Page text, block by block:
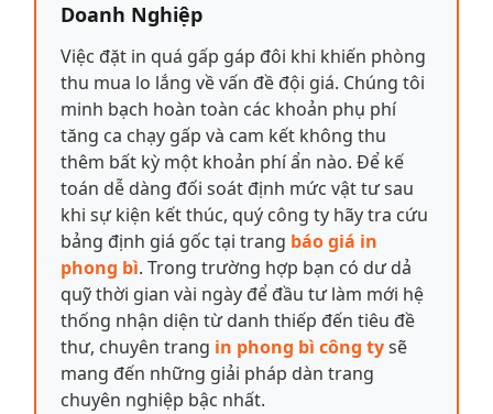
Doanh Nghiệp
Việc đặt in quá gấp gáp đôi khi khiến phòng
thu mua lo lắng về vấn đề đội giá. Chúng tôi
minh bạch hoàn toàn các khoản phụ phí
tăng ca chạy gấp và cam kết không thu
thêm bất kỳ một khoản phí ẩn nào. Để kế
toán dễ dàng đối soát định mức vật tư sau
khi sự kiện kết thúc, quý công ty hãy tra cứu
bảng định giá gốc tại trang báo giá in
phong bì. Trong trường hợp bạn có dư dả
quỹ thời gian vài ngày để đầu tư làm mới hệ
thống nhận diện từ danh thiếp đến tiêu đề
thư, chuyên trang in phong bì công tysẽ
mang đến những giải pháp dàn trang
chuyên nghiệp bậc nhất.